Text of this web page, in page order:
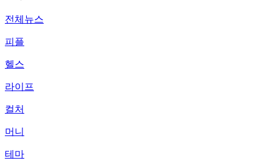
전체뉴스
피플
헬스
라이프
컬처
머니
테마